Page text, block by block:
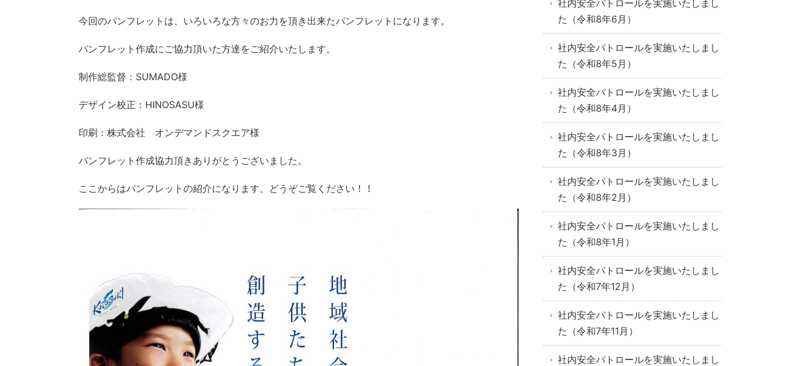
今回のパンフレットは、いろいろな方々のお力を頂き出来たパンフレットになります。
パンフレット作成にご協力頂いた方達をご紹介いたします。
制作総監督：SUMADO様
デザイン校正：HINOSASU様
印刷：株式会社 オンデマンドスクエア様
パンフレット作成協力頂きありがとうございました。
ここからはパンフレットの紹介になります。どうぞご覧ください！！
社内安全パトロールを実施いたしまし
た（令和8年6月）
社内安全パトロールを実施いたしまし
た（令和8年5月）
社内安全パトロールを実施いたしまし
た（令和8年4月）
社内安全パトロールを実施いたしまし
た（令和8年3月）
社内安全パトロールを実施いたしまし
た（令和8年2月）
社内安全パトロールを実施いたしまし
た（令和8年1月）
社内安全パトロールを実施いたしまし
た（令和7年12月）
社内安全パトロールを実施いたしまし
た（令和7年11月）
社内安全パトロールを実施いたしまし